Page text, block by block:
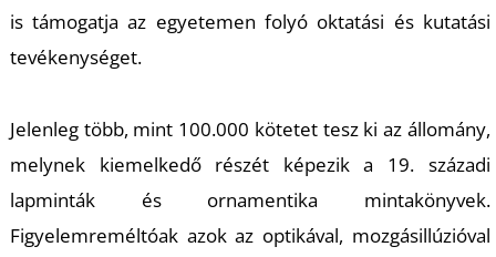
is támogatja az egyetemen folyó oktatási és kutatási
tevékenységet.
Jelenleg több, mint 100.000 kötetet tesz ki az állomány,
melynek kiemelkedő részét képezik a 19. századi
lapminták és ornamentika mintakönyvek.
Figyelemreméltóakazok az optikával, mozgásillúzióval